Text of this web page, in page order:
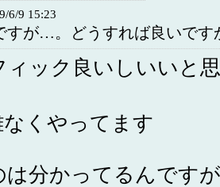
6/9 15:23
すが…。どうすれば良いです
ィック良いしいいと
くやってます
は分かってるんです